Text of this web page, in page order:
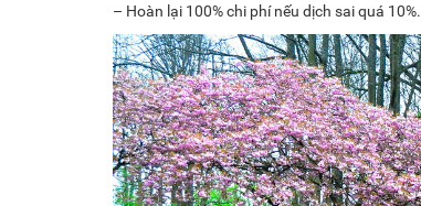
– Hoàn lại 100% chi phí nếu dịch sai quá 10%.